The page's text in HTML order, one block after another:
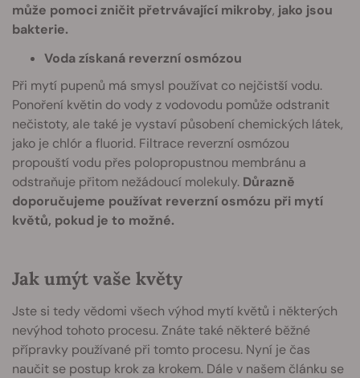
může pomoci zničit přetrvávající mikroby, jako jsou
bakterie.
Voda získaná reverzní osmózou
Při mytí pupenů má smysl používat co nejčistší vodu.
Ponoření květin do vody z vodovodu pomůže odstranit
nečistoty, ale také je vystaví působení chemických látek,
jako je chlór a fluorid. Filtrace reverzní osmózou
propouští vodu přes polopropustnou membránu a
odstraňuje přitom nežádoucí molekuly. Důrazně
doporučujeme používat reverzní osmózu při mytí
květů, pokud je to možné.
Jak umýt vaše květy
Jste si tedy vědomi všech výhod mytí květů i některých
nevýhod tohoto procesu. Znáte také některé běžné
přípravky používané při tomto procesu. Nyní je čas
naučit se postup krok za krokem. Dále v našem článku se